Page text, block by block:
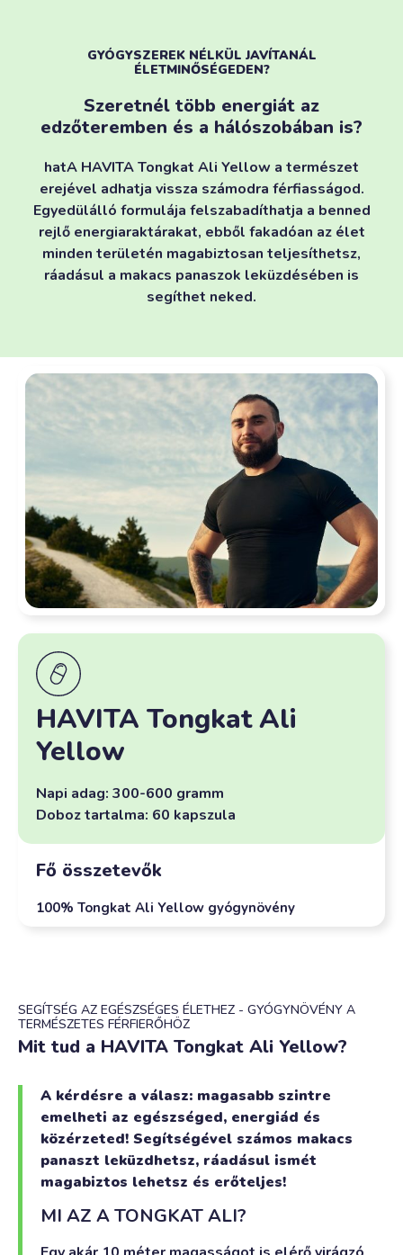
GYÓGYSZEREK NÉLKÜL JAVÍTANÁL
ÉLETMINŐSÉGEDEN?
Szeretnél több energiát az
edzőteremben és a hálószobában is?
hatA HAVITA Tongkat Ali Yellow a természet
erejével adhatja vissza számodra férfiasságod.
Egyedülálló formulája felszabadíthatja a benned
rejlő energiaraktárakat, ebből fakadóan az élet
minden területén magabiztosan teljesíthetsz,
ráadásul a makacs panaszok leküzdésében is
segíthet neked.
HAVITA Tongkat Ali
Yellow
Napi adag: 300-600 gramm
Doboz tartalma: 60 kapszula
Fő összetevők
100% Tongkat Ali Yellow gyógynövény
SEGÍTSÉG AZ EGÉSZSÉGES ÉLETHEZ - GYÓGYNÖVÉNY A
TERMÉSZETES FÉRFIERŐHÖZ
Mit tud a HAVITA Tongkat Ali Yellow?
A kérdésre a válasz: magasabb szintre
emelheti az egészséged, energiád és
közérzeted! Segítségével számos makacs
panaszt leküzdhetsz, ráadásul ismét
magabiztos lehetsz és erőteljes!
MI AZ A TONGKAT ALI?